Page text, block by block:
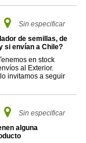
Sin especificar
de semillas, de
si envían a Chile?
en stock
al Exterior.
invitamos a seguir
Sin especificar
alguna